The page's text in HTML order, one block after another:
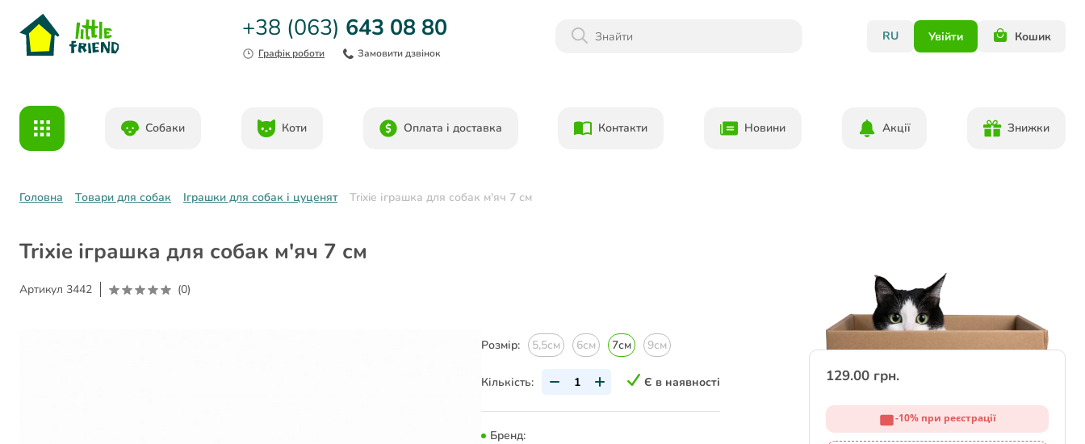
Даруємо 1000гр на бонусний рахунок при реєстрації!)
+38 (063) 643 08 80
Графік роботи Замовити дзвінок
RU Увійти Кошик
Собаки Коти Оплата і доставка Контакти Новини Акції Знижки
Головна Товари для собак Іграшки для собак і цуценят Trixie іграшка для собак м'яч 7 см
Trixie іграшка для собак м'яч 7 см
Артикул 3442 (0)
Розмір: 5,5см 6см 7см 9см
Кількість: Є в наявності
Бренд:
129.00 грн.
-10% при реєстрації